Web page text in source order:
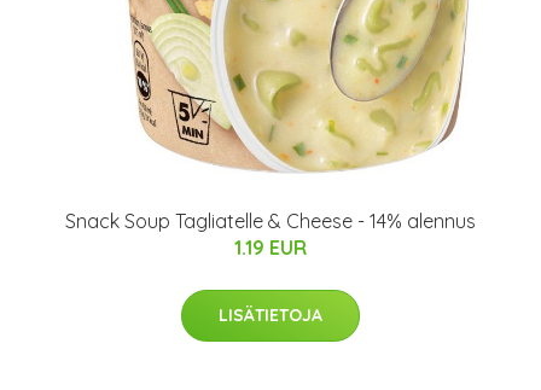
Snack Soup Tagliatelle & Cheese - 14% alennus
1.19 EUR
LISÄTIETOJA